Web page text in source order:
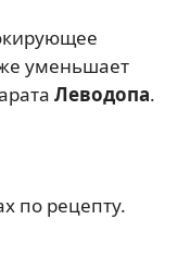
уменьшает
Леводопа.
по рецепту.